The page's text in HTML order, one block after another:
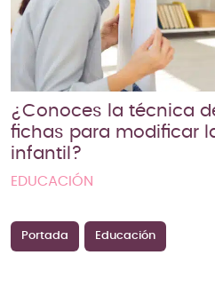
¿Conoces la técnica
fichas para modificar
infantil?
EDUCACIÓN
Portada Educación